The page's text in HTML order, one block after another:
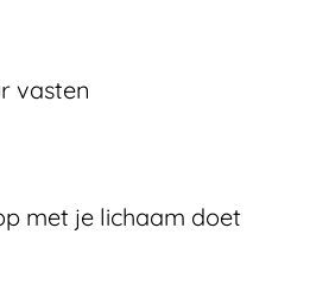
vasten
met je lichaam doet